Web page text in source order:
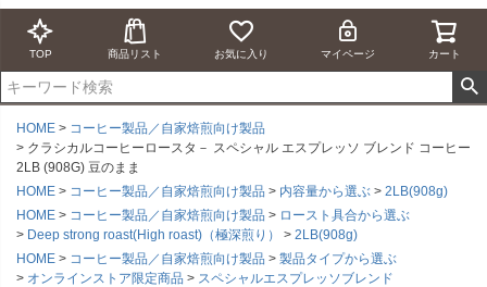
TOP 商品リスト お気に入り マイページ カート
HOME
コーヒー製品／自家焙煎向け製品
クラシカルコーヒーロースタ－ スペシャル エスプレッソ ブレンド コーヒー
2LB (908G) 豆のまま
HOME
コーヒー製品／自家焙煎向け製品 内容量から選ぶ
2LB(908g)
HOME
コーヒー製品／自家焙煎向け製品
ロースト具合から選ぶ
Deep strong roast(High roast)（極深煎り）
2LB(908g)
HOME
コーヒー製品／自家焙煎向け製品
製品タイプから選ぶ
オンラインストア限定商品
スペシャルエスプレッソブレンド